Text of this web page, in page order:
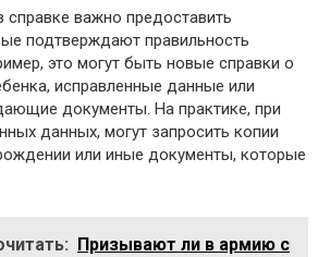
справке важно предоставить
подтверждают правильность
это могут быть новые справки о
исправленные данные или
документы. На практике, при
данных, могут запросить копии
или иные документы, которые
Призывают ли в армию с